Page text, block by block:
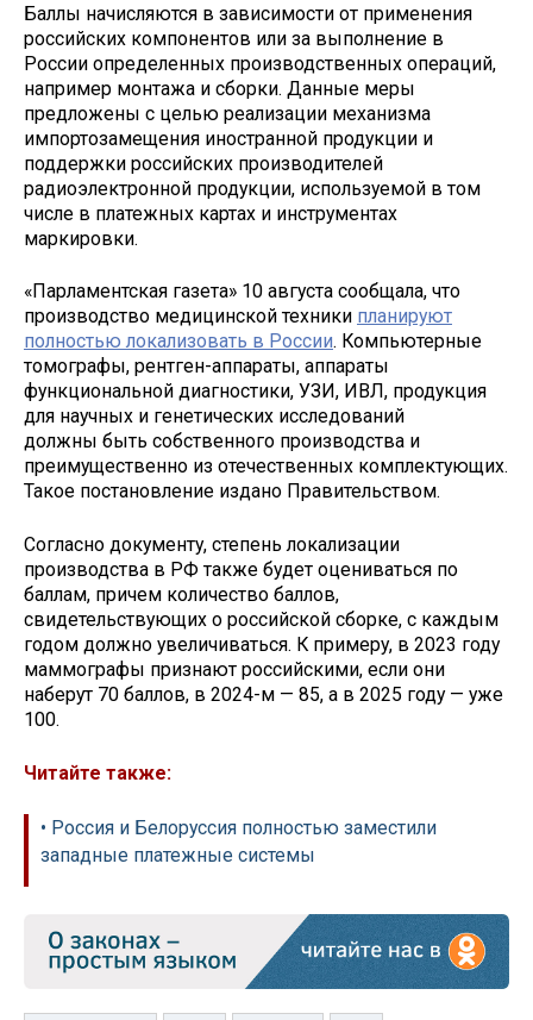
Баллы начисляются в зависимости от применения
российских компонентов или за выполнение в
России определенных производственных операций,
например монтажа и сборки. Данные меры
предложены с целью реализации механизма
импортозамещения иностранной продукции и
поддержки российских производителей
радиоэлектронной продукции, используемой в том
числе в платежных картах и инструментах
маркировки.
«Парламентская газета» 10 августа сообщала, что
производство медицинской техники планируют
полностью локализовать в России. Компьютерные
томографы, рентген-аппараты, аппараты
функциональной диагностики, УЗИ, ИВЛ, продукция
для научных и генетических исследований
должны быть собственного производства и
преимущественно из отечественных комплектующих.
Такое постановление издано Правительством.
Согласно документу, степень локализации
производства в РФ также будет оцениваться по
баллам, причем количество баллов,
свидетельствующих о российской сборке, с каждым
годом должно увеличиваться. К примеру, в 2023 году
маммографы признают российскими, если они
наберут 70 баллов, в 2024-м — 85, а в 2025 году — уже
100.
Читайте также:
• Россия и Белоруссия полностью заместили
западные платежные системы